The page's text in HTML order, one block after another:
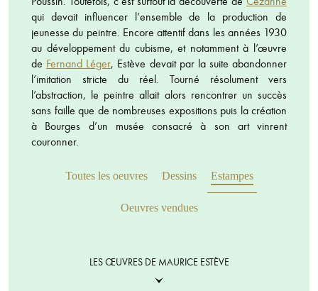
qui devait influencer l’ensemble de la production de
jeunesse du peintre. Encore attentif dans les années 1930
au développement du cubisme, et notamment à l’œuvre
de Fernand Léger, Estève devait par la suite abandonner
l’imitation stricte du réel. Tourné résolument vers
l’abstraction, le peintre allait alors rencontrer un succès
sans faille que de nombreuses expositions puis la création
à Bourges d’un musée consacré à son art vinrent
couronner.
Toutes les oeuvres Dessins Estampes
Oeuvres vendues
LES ŒUVRES DE MAURICE ESTÈVE